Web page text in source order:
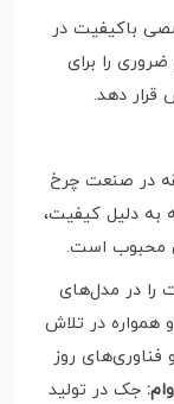
باکیفیت در
را برای
قرار دهد.
سال سابقه در صنعت چرخ
به دلیل کیفیت،
محبوب است.
در مدل‌های
همواره در تلاش
فناوری‌های روز
جک در تولید